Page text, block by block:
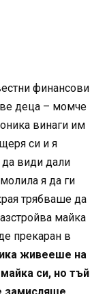
финансови
деца – момче
винаги им
си и я
да види дали
я да ги
трябваше да
майка
прекаран в
живееше на
си, но тъй